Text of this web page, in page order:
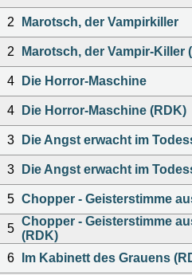
2 Marotsch, der Vampirkiller
2 Marotsch, der Vampir-Killer
4 Die Horror-Maschine
4 Die Horror-Maschine (RDK)
3 Die Angst erwacht im
3 Die Angst erwacht im
5 Chopper - Geisterstimme
5
Chopper - Geisterstimme
(RDK)
6 Im Kabinett des Grauens